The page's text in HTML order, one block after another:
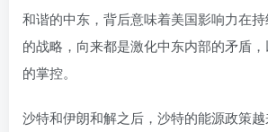
和谐的中东，背后意味着美国影响力在
的战略，向来都是激化中东内部的矛盾
的掌控。
沙特和伊朗和解之后，沙特的能源政策